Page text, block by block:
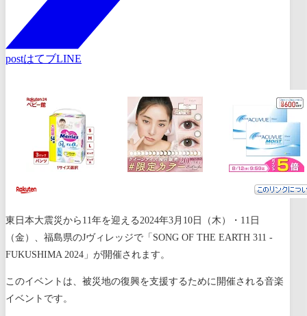
postはてブLINE
東日本大震災から11年を迎える2024年3月10日（木）・11日
（金）、福島県のJヴィレッジで「SONG OF THE EARTH 311 -
FUKUSHIMA 2024」が開催されます。
このイベントは、被災地の復興を支援するために開催される音楽
イベントです。